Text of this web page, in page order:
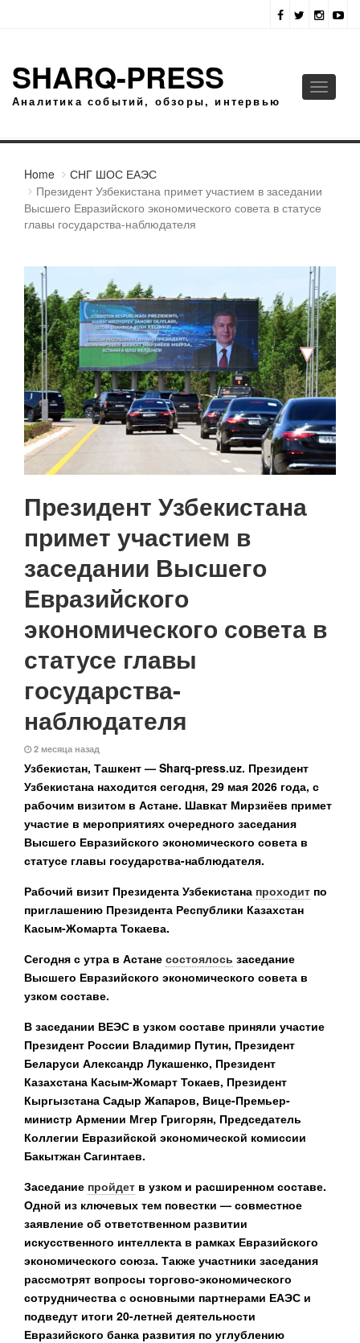
SHARQ-PRESS
Аналитика событий, обзоры, интервью
Toggle
Home
СНГ ШОС ЕАЭС
Президент Узбекистана примет участием в заседании
Высшего Евразийского экономического совета в статусе
главы государства-наблюдателя
Президент Узбекистана
примет участием в
заседании Высшего
Евразийского
экономического совета в
статусе главы
государства-
наблюдателя
2 месяца назад
Узбекистан, Ташкент — Sharq-press.uz. Президент
Узбекистана находится сегодня, 29 мая 2026 года, с
рабочим визитом в Астане. Шавкат Мирзиёев примет
участие в мероприятиях очередного заседания
Высшего Евразийского экономического совета в
статусе главы государства-наблюдателя.
Рабочий визит Президента Узбекистана проходит по
приглашению Президента Республики Казахстан
Касым-Жомарта Токаева.
Сегодня с утра в Астане состоялось заседание
Высшего Евразийского экономического совета в
узком составе.
В заседании ВЕЭС в узком составе приняли участие
Президент России Владимир Путин, Президент
Беларуси Александр Лукашенко, Президент
Казахстана Касым-Жомарт Токаев, Президент
Кыргызстана Садыр Жапаров, Вице-Премьер-
министр Армении Мгер Григорян, Председатель
Коллегии Евразийской экономической комиссии
Бакытжан Сагинтаев.
Заседание пройдет в узком и расширенном составе.
Одной из ключевых тем повестки — совместное
заявление об ответственном развитии
искусственного интеллекта в рамках Евразийского
экономического союза. Также участники заседания
рассмотрят вопросы торгово-экономического
сотрудничества с основными партнерами ЕАЭС и
подведут итоги 20-летней деятельности
Евразийского банка развития по углублению